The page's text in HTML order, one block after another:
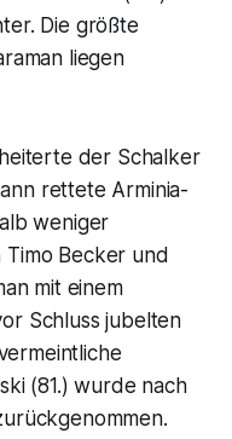
Die größte
liegen
der Schalker
rettete Arminia-
weniger
Becker und
mit einem
Schluss jubelten
(81.) wurde nach